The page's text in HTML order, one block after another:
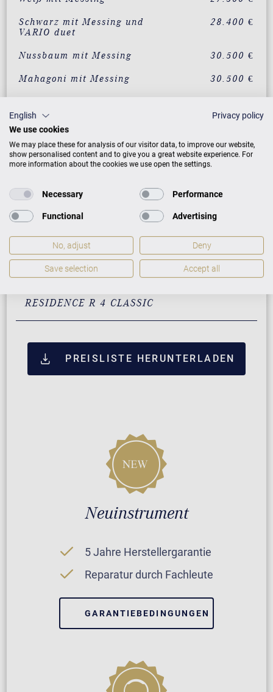
Schwarz mit Messing und
VARIO duet
28.400 €
Nussbaum mit Messing 30.500 €
Mahagoni mit Messing 30.500 €
Wurzelnussbaum mit
Messing
Vavona mit Messing 33.500 €
Messing
Pyramidenmahagoni mit
Messing
33.500 €
RESIDENCE R 4 CLASSIC
PREISLISTE HERUNTERLADEN
Neuinstrument
5 Jahre Herstellergarantie
Reparatur durch Fachleute
GARANTIEBEDINGUNGEN
English
Privacy policy
We use cookies
We may place these for analysis of our visitor data, to improve our website,
show personalised content and to give you a great website experience. For
more information about the cookies we use open the settings.
Necessary Performance
Functional Advertising
No, adjust Deny
Save selection Accept all